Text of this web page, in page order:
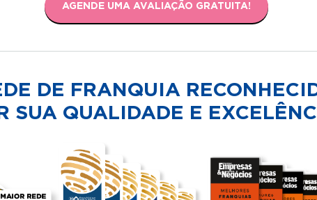
AGENDE UMA AVALIAÇÃO GRATUITA!
DE FRANQUIA
SUA QUALIDADE E